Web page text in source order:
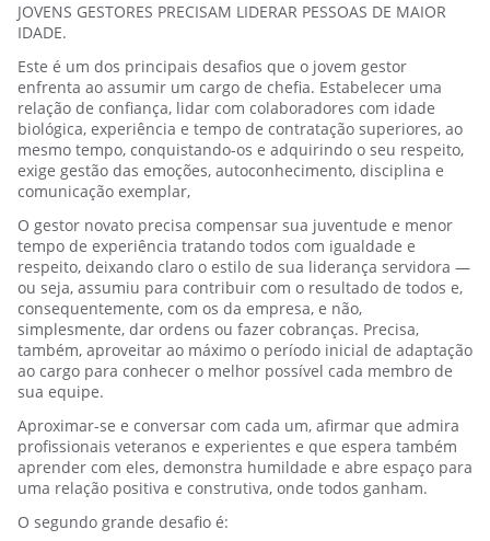
JOVENS GESTORES PRECISAM LIDERAR PESSOAS DE MAIOR
IDADE.
Este é um dos principais desafios que o jovem gestor
enfrenta ao assumir um cargo de chefia. Estabelecer uma
relação de confiança, lidar com colaboradores com idade
biológica, experiência e tempo de contratação superiores, ao
mesmo tempo, conquistando-os e adquirindo o seu respeito,
exige gestão das emoções, autoconhecimento, disciplina e
comunicação exemplar,
O gestor novato precisa compensar sua juventude e menor
tempo de experiência tratando todos com igualdade e
respeito, deixando claro o estilo de sua liderança servidora —
ou seja, assumiu para contribuir com o resultado de todos e,
consequentemente, com os da empresa, e não,
simplesmente, dar ordens ou fazer cobranças. Precisa,
também, aproveitar ao máximo o período inicial de adaptação
ao cargo para conhecer o melhor possível cada membro de
sua equipe.
Aproximar-se e conversar com cada um, afirmar que admira
profissionais veteranos e experientes e que espera também
aprender com eles, demonstra humildade e abre espaço para
uma relação positiva e construtiva, onde todos ganham.
O segundo grande desafio é: